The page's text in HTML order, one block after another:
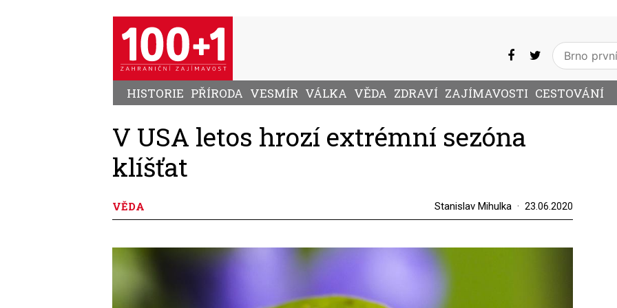
HISTORIE PŘÍRODA VESMÍR VÁLKA VĚDA ZDRAVÍ ZAJÍMAVOSTI CESTOVÁNÍ
V USA letos hrozí extrémní sezóna
klíšťat
VĚDA Stanislav Mihulka 23.06.2020